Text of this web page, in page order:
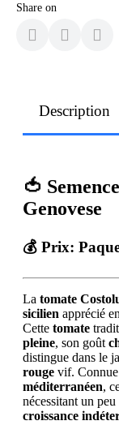
Share on
Description
🍅
Genovese
💰 Prix:
La tomate
sicilien apprécié en
Cette tomate
pleine, son goût
distingue dans le
rouge vif. Connue
méditerranéen,
nécessitant un
croissance